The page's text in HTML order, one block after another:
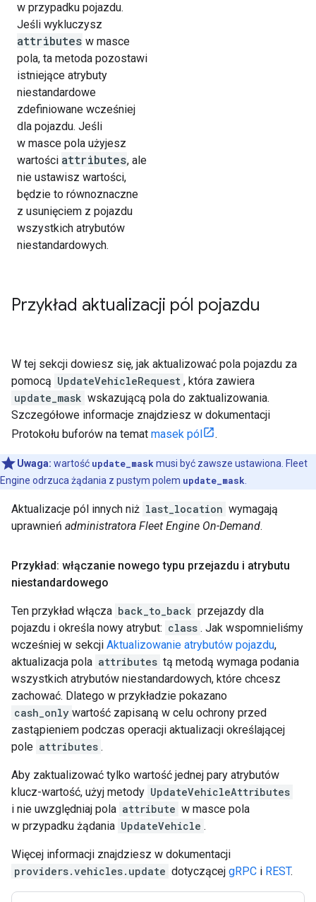
w przypadku pojazdu.
Jeśli wykluczysz
attributes w masce
pola, ta metoda pozostawi
istniejące atrybuty
niestandardowe
zdefiniowane wcześniej
dla pojazdu. Jeśli
w masce pola użyjesz
wartości attributes, ale
nie ustawisz wartości,
będzie to równoznaczne
z usunięciem z pojazdu
wszystkich atrybutów
niestandardowych.
Przykład aktualizacji pól pojazdu
W tej sekcji dowiesz się, jak aktualizować pola pojazdu za
pomocą UpdateVehicleRequest , która zawiera
update_mask wskazującą pola do zaktualizowania.
Szczegółowe informacje znajdziesz w dokumentacji
Protokołu buforów na temat masek pól .
Uwaga: wartość update_mask musi być zawsze ustawiona. Fleet
Engine odrzuca żądania z pustym polem update_mask
Aktualizacje pól innych niż last_location wymagają
uprawnień administratora Fleet Engine On-Demand.
Przykład: włączanie nowego typu przejazdu i atrybutu
niestandardowego
Ten przykład włącza back_to_back przejazdy dla
pojazdu i określa nowy atrybut: class . Jak wspomnieliśmy
wcześniej w sekcji Aktualizowanie atrybutów pojazdu,
aktualizacja pola attributes tą metodą wymaga podania
wszystkich atrybutów niestandardowych, które chcesz
zachować. Dlatego w przykładzie pokazano
cash_only wartość zapisaną w celu ochrony przed
zastąpieniem podczas operacji aktualizacji określającej
pole attributes .
Aby zaktualizować tylko wartość jednej pary atrybutów
klucz-wartość, użyj metody UpdateVehicleAttributes
i nie uwzględniaj pola attribute w masce pola
w przypadku żądania UpdateVehicle .
Więcej informacji znajdziesz w dokumentacji
providers.vehicles.update dotyczącej gRPC i REST.